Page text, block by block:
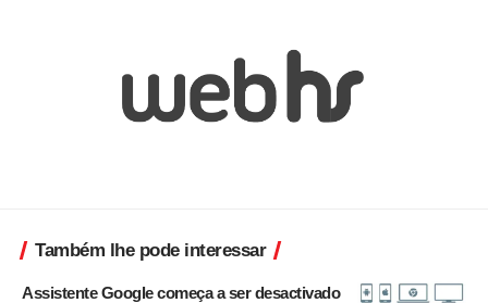
Também lhe pode interessar
Assistente Google começa a ser desactivado